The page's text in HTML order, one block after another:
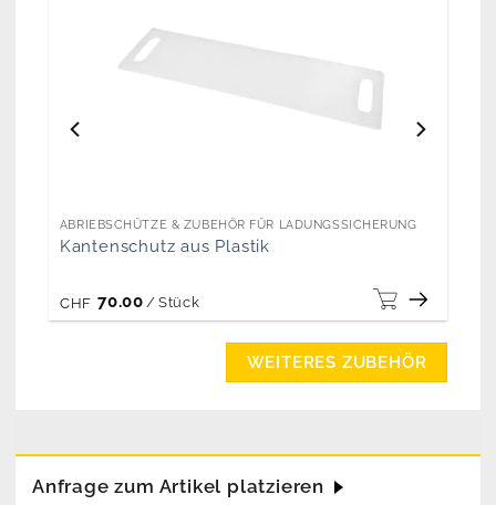
ABRIEBSCHÜTZE & ZUBEHÖR FÜR LADUNGSSICHERUNG
Kantenschutz aus Plastik
CHF 70.00 / Stück
WEITERES ZUBEHÖR
Anfrage zum Artikel platzieren